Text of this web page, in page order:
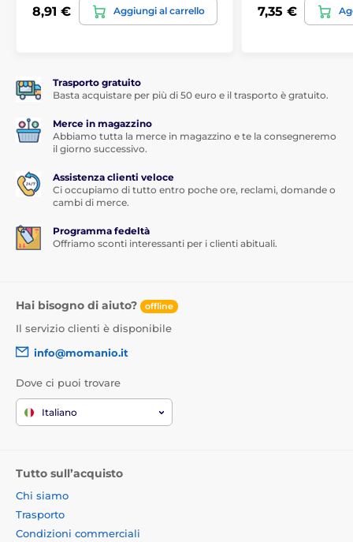
8,91 € Aggiungi al carrello 7,35 €
Trasporto gratuito
Basta acquistare per più di 50 euro e il trasporto è gratuito.
Merce in magazzino
Abbiamo tutta la merce in magazzino e te la consegneremo
il giorno successivo.
Assistenza clienti veloce
Ci occupiamo di tutto entro poche ore, reclami, domande o
cambi di merce.
Programma fedeltà
Offriamo sconti interessanti per i clienti abituali.
Hai bisogno di aiuto? offline
Il servizio clienti è disponibile
info@momanio.it
Dove ci puoi trovare
Italiano
Tutto sull’acquisto
Chi siamo
Trasporto
Condizioni commerciali